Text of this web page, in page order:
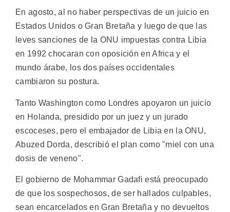
En agosto, al no haber perspectivas de un juicio en
Estados Unidos o Gran Bretaña y luego de que las
leves sanciones de la ONU impuestas contra Libia
en 1992 chocaran con oposición en Africa y el
mundo árabe, los dos países occidentales
cambiaron su postura.
Tanto Washington como Londres apoyaron un juicio
en Holanda, presidido por un juez y un jurado
escoceses, pero el embajador de Libia en la ONU,
Abuzed Dorda, describió el plan como "miel con una
dosis de veneno".
El gobierno de Mohammar Gadafi está preocupado
de que los sospechosos, de ser hallados culpables,
sean encarcelados en Gran Bretaña y no devueltos